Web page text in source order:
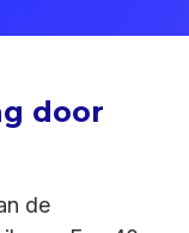
door
de